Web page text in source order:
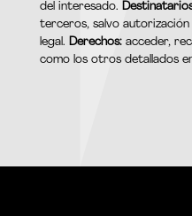
del interesado.
terceros, salvo autorización
legal. Derechos:acceder,
como los otros detallados